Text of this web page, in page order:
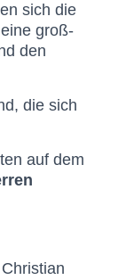
sich die
groß-
den
die sich
auf dem